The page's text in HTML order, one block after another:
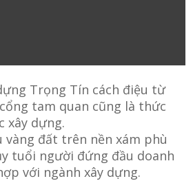
Trọng Tín cách điệu từ
tam quan cũng là thức
xây dựng.
vàng đất trên nền xám phù
tuổi người đứng đầu doanh
với ngành xây dựng.